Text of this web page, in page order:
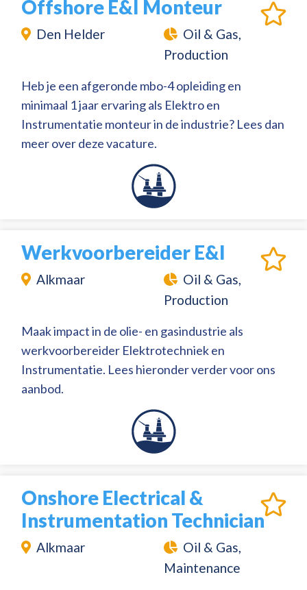
Offshore E&I Monteur
Den Helder
Oil & Gas,
Production
Heb je een afgeronde mbo-4 opleiding en
minimaal 1 jaar ervaring als Elektro en
Instrumentatie monteur in de industrie? Lees dan
meer over deze vacature.
Werkvoorbereider E&I
Alkmaar
Oil & Gas,
Production
Maak impact in de olie- en gasindustrie als
werkvoorbereider Elektrotechniek en
Instrumentatie. Lees hieronder verder voor ons
aanbod.
Onshore Electrical &
Instrumentation Technician
Alkmaar
Oil & Gas,
Maintenance